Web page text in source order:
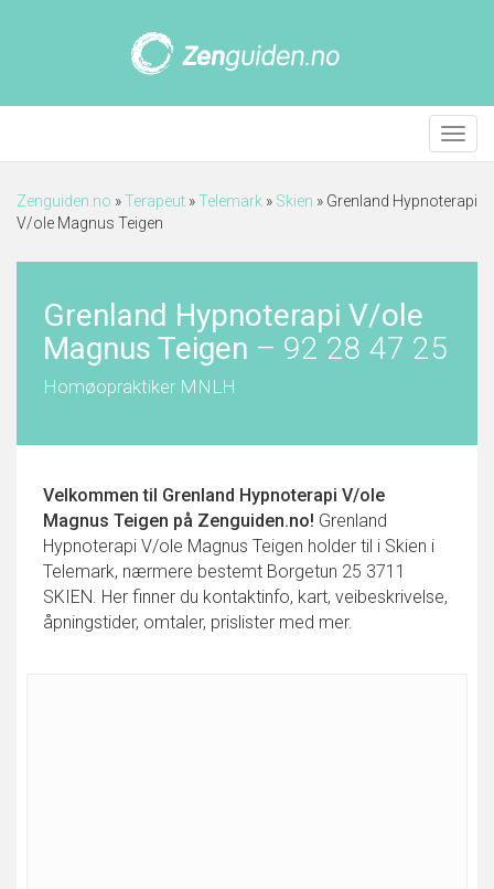
Meny
Zenguiden.no »Terapeut »Telemark » Skien » Grenland Hypnoterapi
V/ole Magnus Teigen
Grenland Hypnoterapi V/ole
Magnus Teigen – 92 28 47 25
Homøopraktiker MNLH
Velkommen til Grenland Hypnoterapi V/ole
Magnus Teigen på Zenguiden.no! Grenland
Hypnoterapi V/ole Magnus Teigen holder til i Skien i
Telemark, nærmere bestemt Borgetun 25 3711
SKIEN. Her finner du kontaktinfo, kart, veibeskrivelse,
åpningstider, omtaler, prislister med mer.